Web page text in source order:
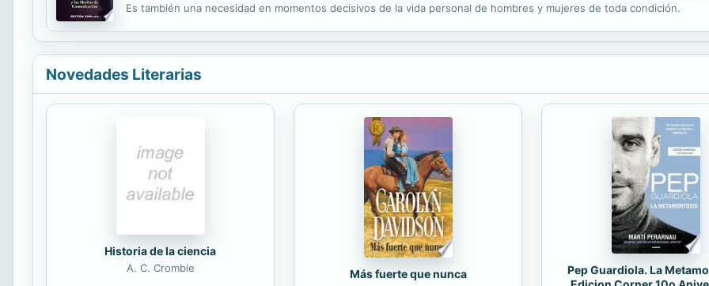
Es también una necesidad en momentos decisivos de la vida personal de hombres y mujeres de toda condición.
Novedades Literarias
Historia de la ciencia
A. C. Crombie Más fuerte que nunca
Pep Guardiola. La